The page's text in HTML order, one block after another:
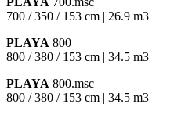
700 / 350 / 153 cm | 26.9 m3
PLAYA 800
800 / 380 / 153 cm | 34.5 m3
PLAYA 800.msc
800 / 380 / 153 cm | 34.5 m3